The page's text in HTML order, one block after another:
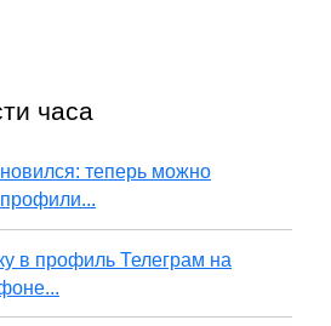
часа
теперь можно
в профиль Телеграм на